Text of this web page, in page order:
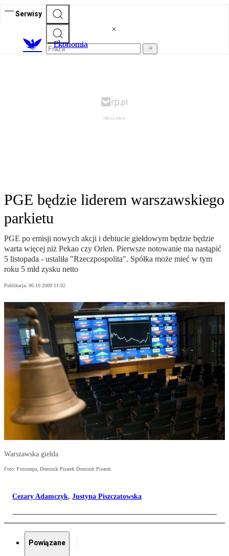
Serwisy
Ekonomia
PGE będzie liderem warszawskiego
parkietu
PGE po emisji nowych akcji i debiucie giełdowym będzie będzie
warta więcej niż Pekao czy Orlen. Pierwsze notowanie ma nastąpić
5 listopada - ustaliła "Rzeczpospolita". Spółka może mieć w tym
roku 5 mld zysku netto
Publikacja: 06.10.2009 11:02
Warszawska giełda
Foto: Fotorzepa, Dominik Pisarek Dominik Pisarek
Cezary Adamczyk, Justyna Piszczatowska
Powiązane